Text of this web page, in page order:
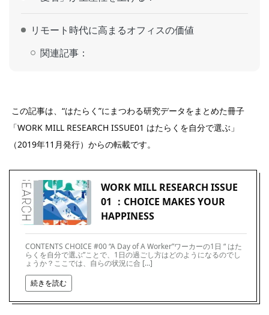
リモート時代に高まるオフィスの価値
関連記事：
この記事は、“はたらく”にまつわる研究データをまとめた冊子
「WORK MILL RESEARCH ISSUE01 はたらくを自分で選ぶ」
（2019年11月発行）からの転載です。
WORK MILL RESEARCH ISSUE
01 ：CHOICE MAKES YOUR
HAPPINESS
CONTENTS CHOICE #00 “A Day of A Worker”ワーカーの1日 “ はた
らくを自分で選ぶ”ことで、1日の過ごし方はどのようになるのでし
ょうか？ここでは、自らの状況に合 […]
続きを読む